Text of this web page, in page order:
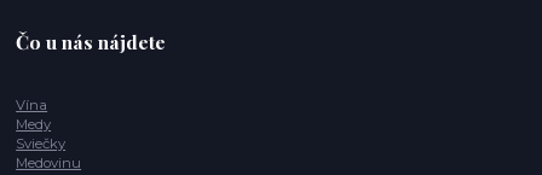
Čo u nás nájdete
Vína
Medy
Sviečky
Medovinu